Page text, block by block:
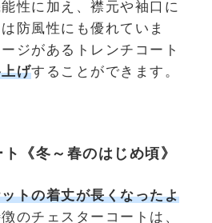
性に加え、襟元や袖口に
防風性にも優れていま
ジがあるトレンチコート
げすることができます。
《冬～春のはじめ頃》
トの着丈が長くなったよ
のチェスターコートは、